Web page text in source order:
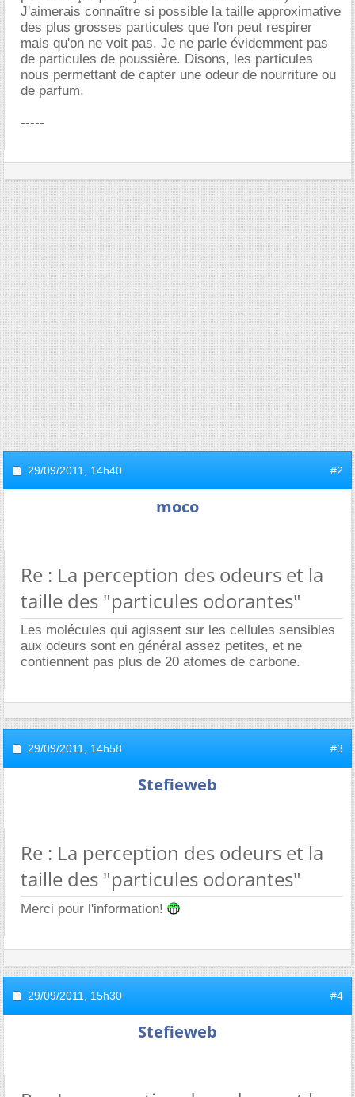
J'aimerais connaître si possible la taille approximative
des plus grosses particules que l'on peut respirer
mais qu'on ne voit pas. Je ne parle évidemment pas
de particules de poussière. Disons, les particules
nous permettant de capter une odeur de nourriture ou
de parfum.
-----
29/09/2011, 14h40 #2
moco
Re : La perception des odeurs et la
taille des "particules odorantes"
Les molécules qui agissent sur les cellules sensibles
aux odeurs sont en général assez petites, et ne
contiennent pas plus de 20 atomes de carbone.
29/09/2011, 14h58 #3
Stefieweb
Re : La perception des odeurs et la
taille des "particules odorantes"
Merci pour l'information!
29/09/2011, 15h30 #4
Stefieweb